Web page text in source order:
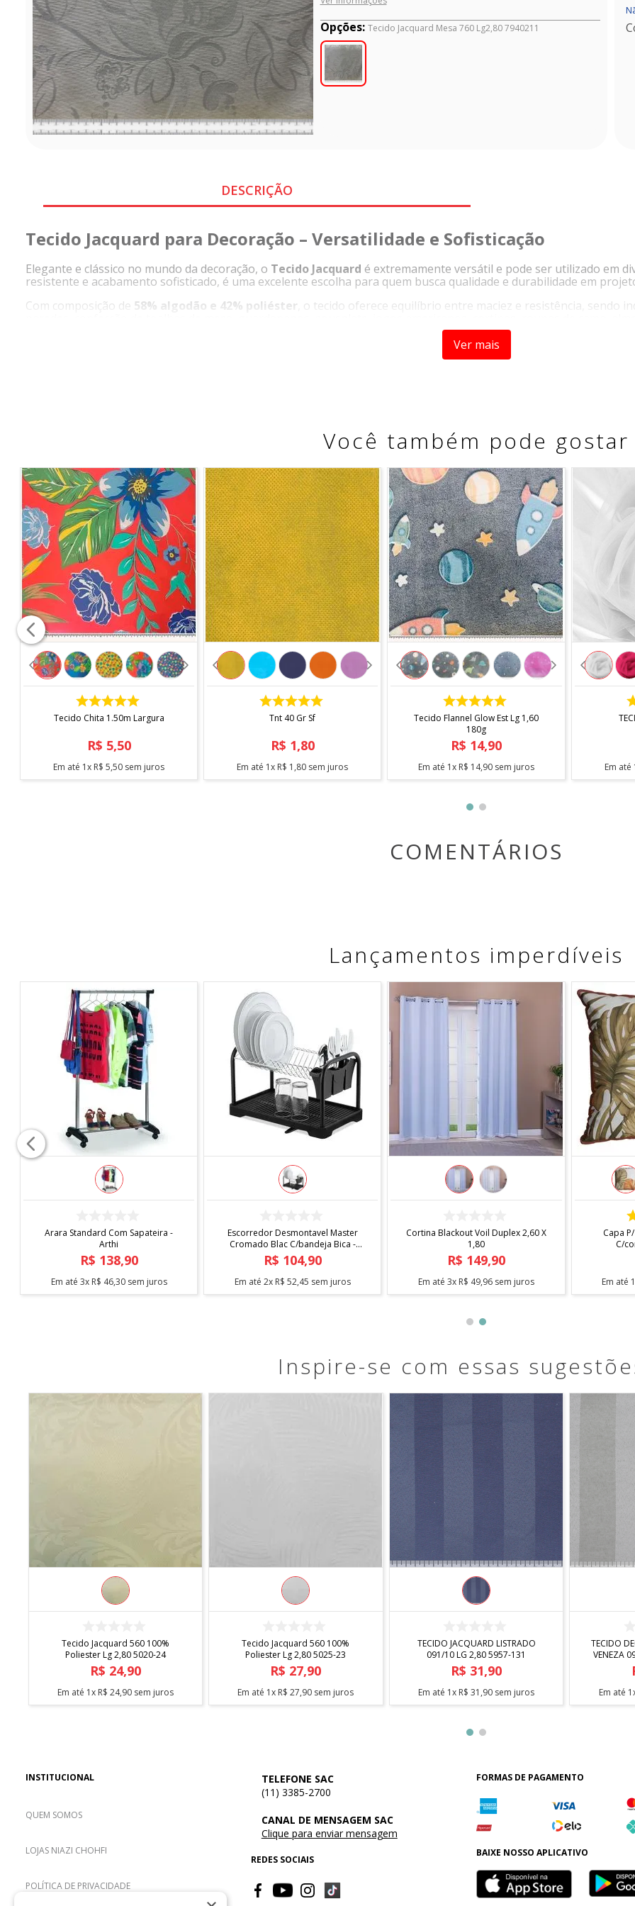
Opções: Tecido Jacquard Mesa 760 Lg2,80 7940211
DESCRIÇÃO
Tecido Jacquard para Decoração – Versatilidade e Sofisticação
Elegante e clássico no mundo da decoração, o Tecido Jacquard é extremamente versátil e pode ser utilizado em
resistente e acabamento sofisticado, é uma excelente escolha para quem busca qualidade e durabilidade em
Com composição de 58% algodão e 42% poliéster , o tecido oferece equilíbrio entre maciez e resistência, sendo
A grande variedade de cores e estampas permite inúmeras possibilidades de criação, tornando cada ambiente
Especificações Técnicas
Composição:58% Algodão / 42% Poliéster
Gramatura:590 g/ml
Largura:2,80 m
Instruções de Lavagem
Lavar à mão
Não usar alvejante
Não secar em tambor
Passar ferro até 200°C
Não lavar a seco
Informações Importantes
O produto é vendidoa cada 1 metro, sendo a medida referente a um metro de comprimento pela largura total do
Caso sejam solicitados 2 metros ou mais, o tecido será enviado em
metragem contínua, sem cortes
. Para
*Imagem meramente ilustrativa.
Ver mais
Você também pode gostar
COMPRAR
Tecido Chita 1.50m Largura
R$ 5,50
Em até 1x R$ 5,50 sem juros
COMPRAR
Tnt 40 Gr Sf
R$ 1,80
Em até 1x R$ 1,80 sem juros
COMPRAR
Tecido Flannel Glow Est Lg 1,60
180g
R$ 14,90
Em até 1x R$ 14,90 sem juros Em até
COMENTÁRIOS
Lançamentos imperdíveis
Capa de Cadeira Malha
Estampada
R$ 19,90
Em até 1x R$ 19,90sem juros
Tapete Elysia 1,00 X 1,40
R$ 219,90
Em até 5x R$ 43,98 sem juros
Fita Antiderrapante Para Tapetes
1,20m
R$ 12,90
Em até 1x R$ 12,90sem juros
Arara
Em até
Inspire-se com essas
Tecido Jacquard 560 100%
Poliester Lg 2,80 5020-24
R$ 24,90
Em até 1x R$ 24,90sem juros
Tecido Jacquard 560 100%
Poliester Lg 2,80 5025-23
R$ 27,90
Em até 1x R$ 27,90 sem juros
TECIDO JACQUARD LISTRADO
091/10 LG 2,80 5957-131
R$ 31,90
Em até 1x R$ 31 ,90 sem juros
TECIDO
VENEZA
Em até 1
INSTITUCIONAL
QUEM SOMOS
LOJAS NIAZI CHOHFI
POLÍTICA DE PRIVACIDADE
TELEFONE SAC
(11) 3385-2700
CANAL DE MENSAGEM SAC
Clique para enviar mensagem
REDES SOCIAIS
FORMAS DE PAGAMENTO
BAIXE NOSSO APLICATIVO